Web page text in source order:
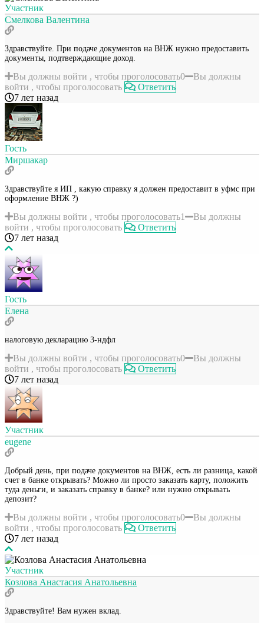
Участник
Смелкова Валентина
Здравствуйте. При подаче документов на ВНЖ нужно предоставить
документы, подтверждающие доход.
Вы должны войти , чтобы проголосовать0
Вы должны
войти , чтобы проголосовать
Ответить
7 лет назад
Гость
Миршакар
Здравствуйте я ИП , какую справку я должен предоставит в уфмс при
оформление ВНЖ ?)
Вы должны войти , чтобы проголосовать1
Вы должны
войти , чтобы проголосовать
Ответить
7 лет назад
Гость
Елена
налоговую декларацию 3-ндфл
Вы должны войти , чтобы проголосовать0
Вы должны
войти , чтобы проголосовать
Ответить
7 лет назад
Участник
eugene
Добрый день, при подаче документов на ВНЖ, есть ли разница, какой
счет в банке открывать? Можно ли просто заказать карту, положить
туда деньги, и заказать справку в банке? или нужно открывать
депозит?
Вы должны войти , чтобы проголосовать0
Вы должны
войти , чтобы проголосовать
Ответить
7 лет назад
Участник
Козлова Анастасия Анатольевна
Здравствуйте! Вам нужен вклад.